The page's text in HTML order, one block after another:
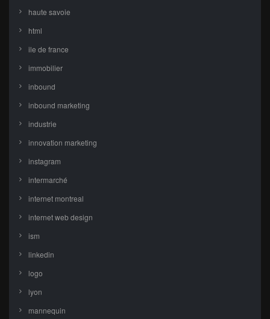
haute savoie
html
ile de france
immobilier
inbound
inbound marketing
industrie
innovation marketing
instagram
intermarché
internet montreal
internet web design
ism
linkedin
logo
lyon
mannequin